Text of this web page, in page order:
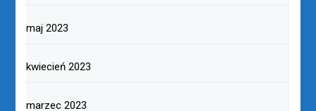
maj 2023
kwiecień 2023
marzec 2023